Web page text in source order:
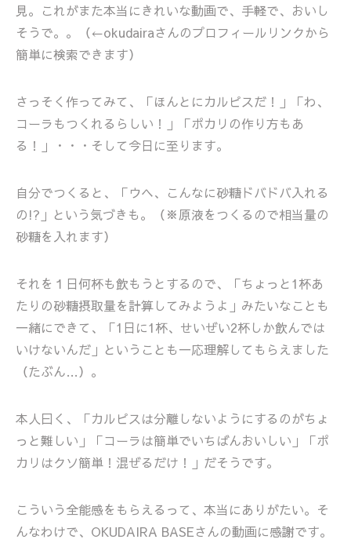
見。これがまた本当にきれいな動画で、手軽で、おいし
そうで。。（←okudairaさんのプロフィールリンクから
簡単に検索できます）
さっそく作ってみて、「ほんとにカルピスだ！」「わ、
コーラもつくれるらしい！」「ポカリの作り方もあ
る！」・・・そして今日に至ります。
自分でつくると、「ウヘ、こんなに砂糖ドバドバ入れる
の!?」という気づきも。（※原液をつくるので相当量の
砂糖を入れます）
それを１日何杯も飲もうとするので、「ちょっと1杯あ
たりの砂糖摂取量を計算してみようよ」みたいなことも
一緒にできて、「1日に1杯、せいぜい2杯しか飲んでは
いけないんだ」ということも一応理解してもらえました
（たぶん…）。
本人曰く、「カルピスは分離しないようにするのがちょ
っと難しい」「コーラは簡単でいちばんおいしい」「ポ
カリはクソ簡単！混ぜるだけ！」だそうです。
こういう全能感をもらえるって、本当にありがたい。そ
んなわけで、OKUDAIRA BASEさんの動画に感謝です。